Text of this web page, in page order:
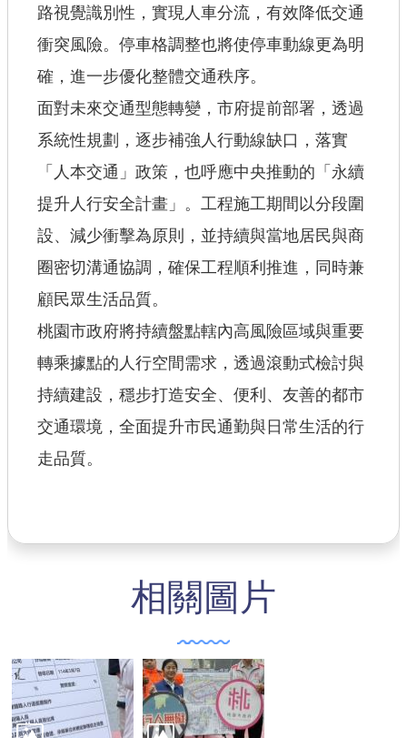
路視覺識別性，實現人車分流，有效降低交通
衝突風險。停車格調整也將使停車動線更為明
確，進一步優化整體交通秩序。
面對未來交通型態轉變，市府提前部署，透過
系統性規劃，逐步補強人行動線缺口，落實
「人本交通」政策，也呼應中央推動的「永續
提升人行安全計畫」。工程施工期間以分段圍
設、減少衝擊為原則，並持續與當地居民與商
圈密切溝通協調，確保工程順利推進，同時兼
顧民眾生活品質。
桃園市政府將持續盤點轄內高風險區域與重要
轉乘據點的人行空間需求，透過滾動式檢討與
持續建設，穩步打造安全、便利、友善的都市
交通環境，全面提升市民通勤與日常生活的行
走品質。
相關圖片